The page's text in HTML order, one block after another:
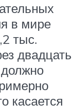
в мире
тыс.
двадцать
касается